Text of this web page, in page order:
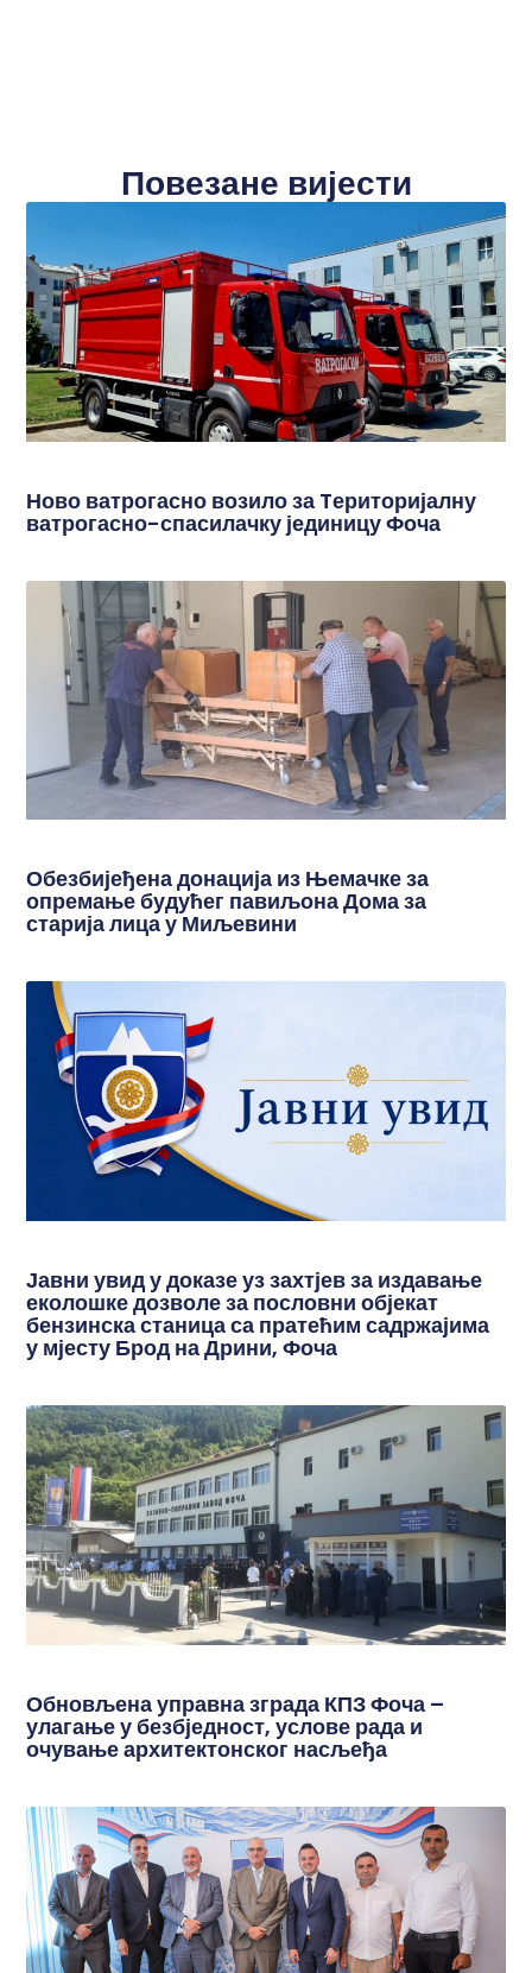
Повезане вијести
Ново ватрогасно возило за Tериторијалну
ватрогасно-спасилачку јединицу Фоча
Обезбијеђена донација из Њемачке за
опремање будућег павиљона Дома за
старија лица у Миљевини
Јавни увид у доказе уз захтјев за издавање
еколошке дозволе за пословни објекат
бензинска станица са пратећим садржајима
у мјесту Брод на Дрини, Фоча
Обновљена управна зграда КПЗ Фоча –
улагање у безбједност, услове рада и
очување архитектонског насљеђа